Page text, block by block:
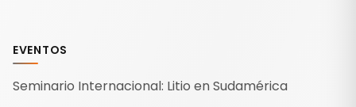
EVENTOS
Seminario Internacional: Litio en Sudamérica